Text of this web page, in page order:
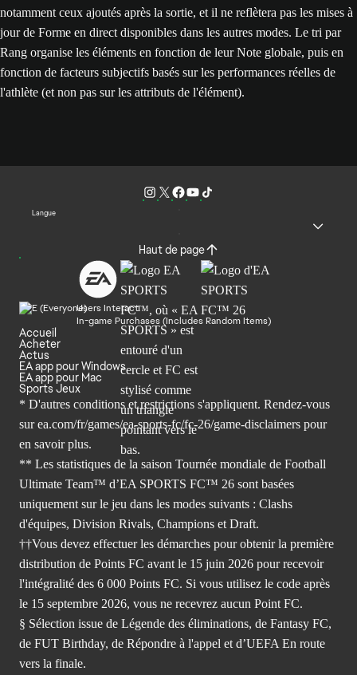
notamment ceux ajoutés après la sortie, et il ne reflètera pas les mises à
jour de Forme en direct disponibles dans les autres modes. Le tri par
Rang organise les éléments en fonction de leur Note globale, puis en
fonction de facteurs subjectifs basés sur les performances réelles de
l'athlète (et non pas sur les attributs de l'élément).
Langue
Haut de page
Users Interact
In-game Purchases (Includes Random Items)
Accueil
Acheter
Actus
EA app pour Windows
EA app pour Mac
Sports Jeux
* D'autres conditions et restrictions s'appliquent. Rendez-vous
sur ea.com/fr/games/ea-sports-fc/fc-26/game-disclaimers pour
en savoir plus.
** Les statistiques de la saison Tournée mondiale de Football
Ultimate Team™ d’EA SPORTS FC™ 26 sont basées
uniquement sur le jeu dans les modes suivants : Clashs
d'équipes, Division Rivals, Champions et Draft.
††Vous devez effectuer les démarches pour obtenir la première
distribution de Points FC avant le 15 juin 2026 pour recevoir
l'intégralité des 6 000 Points FC. Si vous utilisez le code après
le 15 septembre 2026, vous ne recevrez aucun Point FC.
§ Sélection issue de Légende des éliminations, de Fantasy FC,
de FUT Birthday, de Répondre à l'appel et d’UEFA En route
vers la finale.